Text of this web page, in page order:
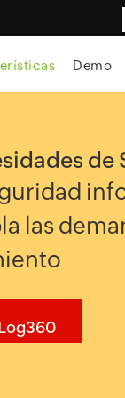
Demo
de
las